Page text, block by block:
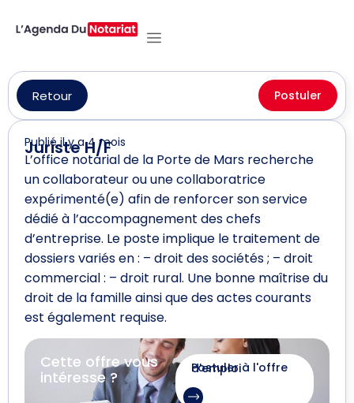
Retour Postuler
Juriste H/F
Publié il y a 4 mois
L’office notarial de la Porte de Mars recherche
un collaborateur ou une collaboratrice
expérimenté(e) afin de renforcer son service
dédié à l’accompagnement des chefs
d’entreprise. Le poste implique le traitement de
dossiers variés en : – droit des sociétés ; – droit
commercial : – droit rural. Une bonne maîtrise du
droit de la famille ainsi que des actes courants
est également requise.
Cette offre vous
intéresse ?
Postuler à l'offre d'emploi